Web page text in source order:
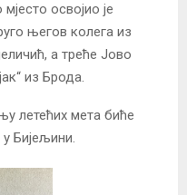
освојио је
његов колега из
а треће Јово
из Брода.
летећих мета биће
Бијељини.